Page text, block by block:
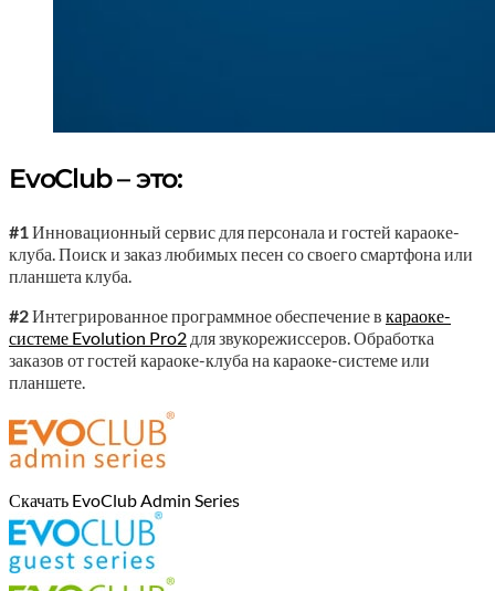
EvoClub – это:
#1Инновационный сервис для персонала и гостей караоке-
клуба. Поиск и заказ любимых песен со своего смартфона или
планшета клуба.
#2Интегрированное программное обеспечение в караоке-
системе Evolution Pro2 для звукорежиссеров. Обработка
заказов от гостей караоке-клуба на караоке-системе или
планшете.
Скачать EvoClub Admin Series